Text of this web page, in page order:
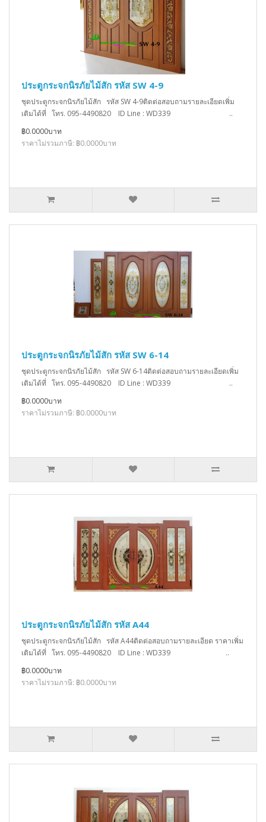
ประตูกระจกนิรภัยไม้สัก รหัส SW 4-9
ชุดประตูกระจกนิรภัยไม้สัก รหัส SW 4-9ติดต่อสอบถามรายละเอียดเพิ่ม
เติมได้ที่ โทร. 095-4490820 ID Line : WD339 ..
฿0.0000บาท
ราคาไม่รวมภาษี: ฿0.0000บาท
ประตูกระจกนิรภัยไม้สัก รหัส SW 6-14
ชุดประตูกระจกนิรภัยไม้สัก รหัส SW 6-14ติดต่อสอบถามรายละเอียดเพิ่ม
เติมได้ที่ โทร. 095-4490820 ID Line : WD339 ..
฿0.0000บาท
ราคาไม่รวมภาษี: ฿0.0000บาท
ประตูกระจกนิรภัยไม้สัก รหัส A44
ชุดประตูกระจกนิรภัยไม้สัก รหัส A44ติดต่อสอบถามรายละเอียด ราคาเพิ่ม
เติมได้ที่ โทร. 095-4490820 ID Line : WD339 ..
฿0.0000บาท
ราคาไม่รวมภาษี: ฿0.0000บาท